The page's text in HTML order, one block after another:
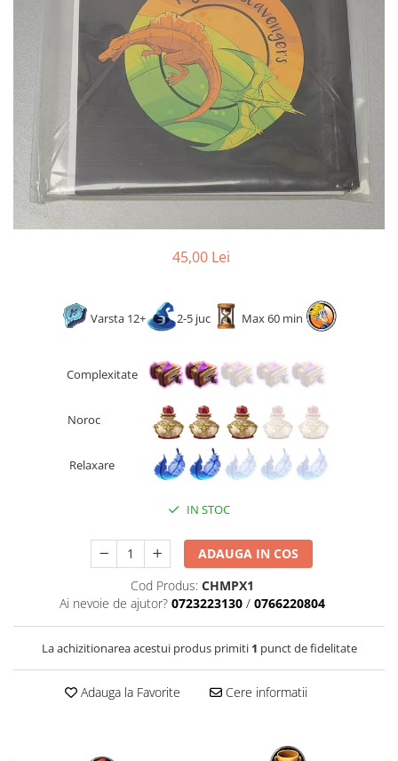
2 - 4 jucători
5 - 6 jucători
7+ jucători
Categoriile Noastre
Premiate internațional
Colecția personală
Ușor de invățat
Grafică impresionantă
Ușor de transportat
Cele mai vândute
Fantastice
45,00 Lei
Varsta 12+ 2-5 juc Max 60 min
Complexitate
Noroc
Relaxare
IN STOC
ADAUGA IN COS
Cod Produs: CHMPX1
Ai nevoie de ajutor? 0723223130 / 0766220804
La achizitionarea acestui produs primiti 1 punct de fidelitate
Adauga la Favorite Cere informatii